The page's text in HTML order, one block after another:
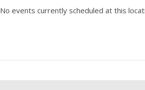
No events currently scheduled at this